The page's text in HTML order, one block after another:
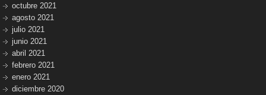
octubre 2021
agosto 2021
julio 2021
junio 2021
abril 2021
febrero 2021
enero 2021
diciembre 2020